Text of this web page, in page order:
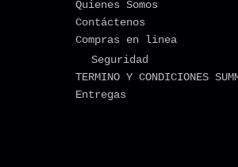
Quienes Somos
Contáctenos
Compras en linea
Seguridad
TERMINO Y CONDICIONES
Entregas